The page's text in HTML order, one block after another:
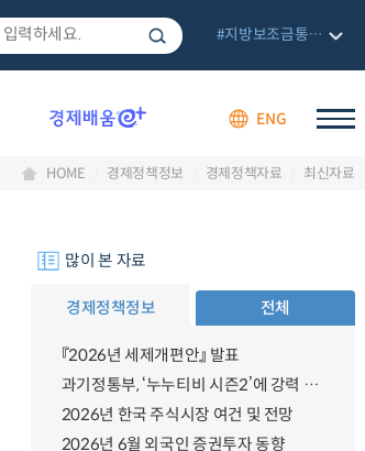
ENG
#지방보조금통합관리망
HOME 경제정책정보 경제정책자료 최신자료
많이 본 자료
경제정책정보 전체
『2026년 세제개편안』 발표
과기정통부, ‘누누티비 시즌2’에 강력 대응 의지 밝혀
2026년 한국 주식시장 여건 및 전망
2026년 6월 외국인 증권투자 동향